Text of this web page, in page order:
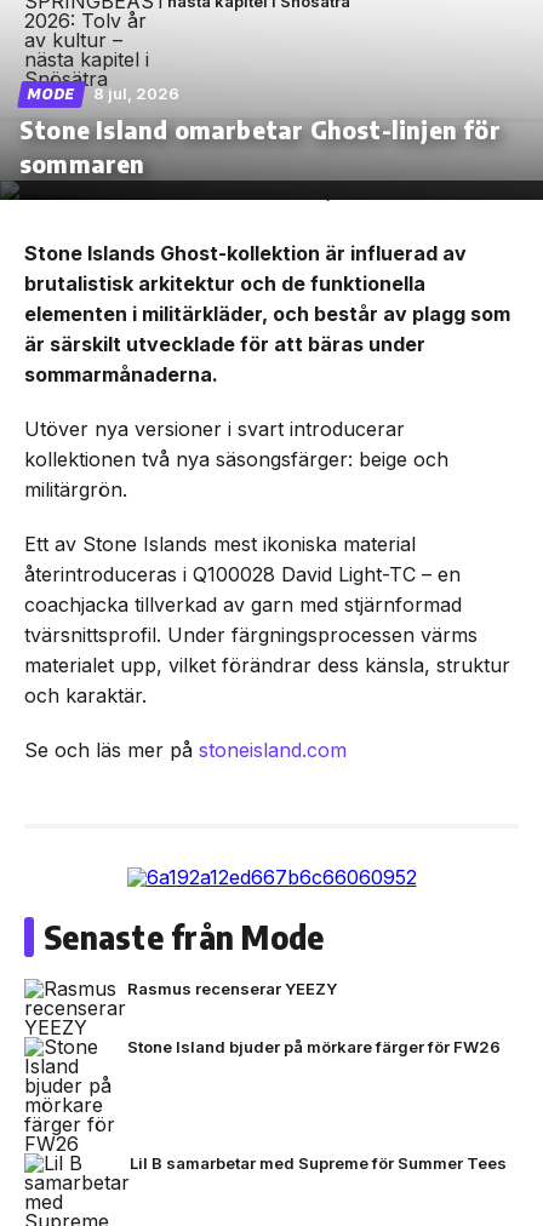
MODE 8 jul, 2026
Stone Island omarbetar Ghost-linjen för
sommaren
Stone Islands Ghost-kollektion är influerad av
brutalistisk arkitektur och de funktionella
elementen i militärkläder, och består av plagg som
är särskilt utvecklade för att bäras under
sommarmånaderna.
Utöver nya versioner i svart introducerar
kollektionen två nya säsongsfärger: beige och
militärgrön.
Ett av Stone Islands mest ikoniska material
återintroduceras i Q100028 David Light-TC – en
coachjacka tillverkad av garn med stjärnformad
tvärsnittsprofil. Under färgningsprocessen värms
materialet upp, vilket förändrar dess känsla, struktur
och karaktär.
Se och läs mer på stoneisland.com
Senaste från Mode
Rasmus recenserar YEEZY
Stone Island bjuder på mörkare färger för FW26
Lil B samarbetar med Supreme för Summer Tees